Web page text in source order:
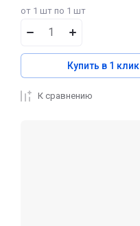
от 1 шт по 1 шт
Купить в 1 клик
К сравнению